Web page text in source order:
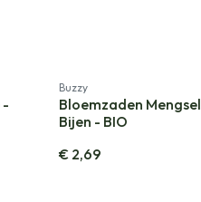
-
Buzzy
Bloemzaden Mengsel
Bijen - BIO
€ 2,69